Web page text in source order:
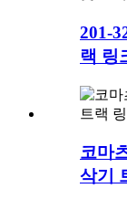
201-
랙 링
코마
삭기